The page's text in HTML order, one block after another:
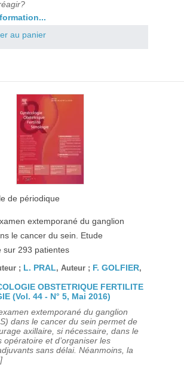
au panier
de périodique
extemporané du ganglion
le cancer du sein. Etude
sur 293 patientes
; L. PRAL, Auteur ; F. GOLFIER,
OBSTETRIQUE FERTILITE
(Vol. 44 - N° 5, Mai 2016)
extemporané du ganglion
dans le cancer du sein permet de
axillaire, si nécessaire, dans le
opératoire et d’organiser les
sans délai. Néanmoins, la